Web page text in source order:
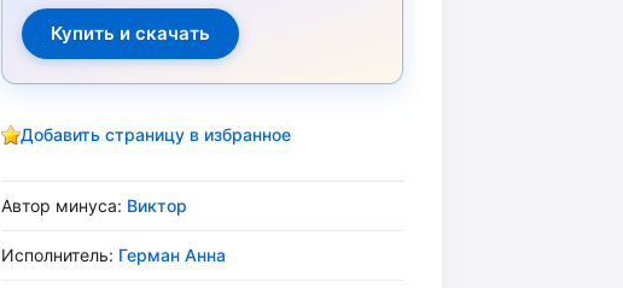
Добавить страницу в избранное
Автор минуса: Виктор
Исполнитель: Герман Анна